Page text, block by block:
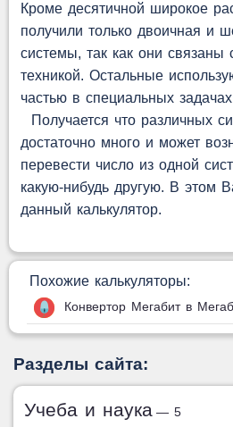
Кроме десятичной широкое
получили только двоичная и
системы, так как они связаны
техникой. Остальные
частью в специальных
Получается что различных
достаточно много и может
перевести число из одной
какую-нибудь другую. В этом
данный калькулятор.
Похожие калькуляторы:
Конвертор Мегабит в
Разделы сайта:
Учеба и наука — 5